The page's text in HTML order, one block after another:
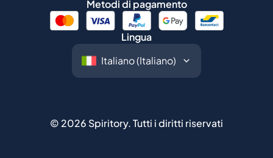
2026Spiritory.Tutti i diritti riservati